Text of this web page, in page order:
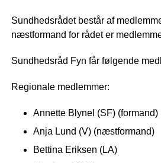
Sundhedsrådet består af
næstformand for rådet er
Sundhedsråd Fyn får følgende
Regionale medlemmer:
Annette Blynel (SF) (formand)
Anja Lund (V) (næstformand)
Bettina Eriksen (LA)